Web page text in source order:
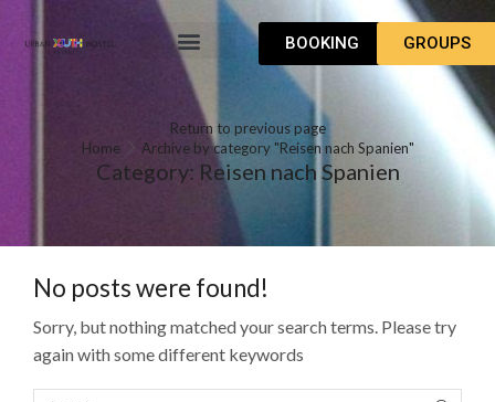
BOOKING GROUPS
Return to previous page
Home
Archive by category "Reisen nach Spanien"
Category: Reisen nach Spanien
No posts were found!
Sorry, but nothing matched your search terms. Please try
again with some different keywords